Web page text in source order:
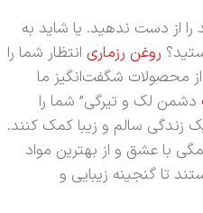
از دست ندهید. یا شاید به
روغن رزماری انتظار شما را
محصولات شگفت‌انگیز ما
دشمن لک و تیرگی” شما را
زندگی سالم و زیبا کمک کنند.
با عشق و از بهترین مواد
تا گنجینه زیبایی و